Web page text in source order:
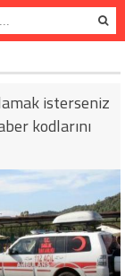
isterseniz
kodlarını